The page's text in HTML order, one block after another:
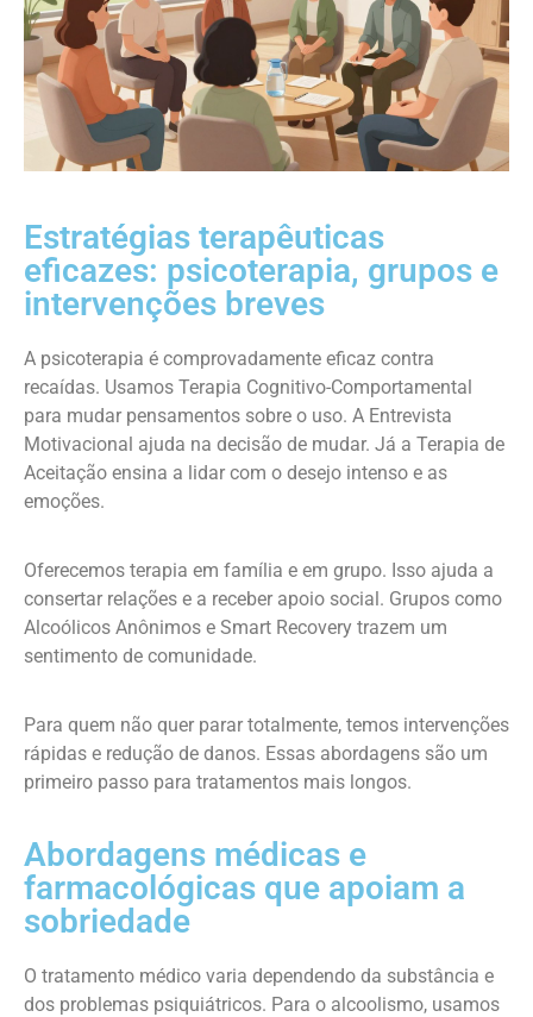
Estratégias terapêuticas
eficazes: psicoterapia, grupos e
intervenções breves
A psicoterapia é comprovadamente eficaz contra
recaídas. Usamos Terapia Cognitivo-Comportamental
para mudar pensamentos sobre o uso. A Entrevista
Motivacional ajuda na decisão de mudar. Já a Terapia de
Aceitação ensina a lidar com o desejo intenso e as
emoções.
Oferecemos terapia em família e em grupo. Isso ajuda a
consertar relações e a receber apoio social. Grupos como
Alcoólicos Anônimos e Smart Recovery trazem um
sentimento de comunidade.
Para quem não quer parar totalmente, temos intervenções
rápidas e redução de danos. Essas abordagens são um
primeiro passo para tratamentos mais longos.
Abordagens médicas e
farmacológicas que apoiam a
sobriedade
O tratamento médico varia dependendo da substância e
dos problemas psiquiátricos. Para o alcoolismo, usamos